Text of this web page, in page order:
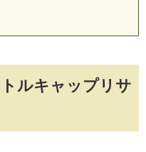
トルキャップリサ